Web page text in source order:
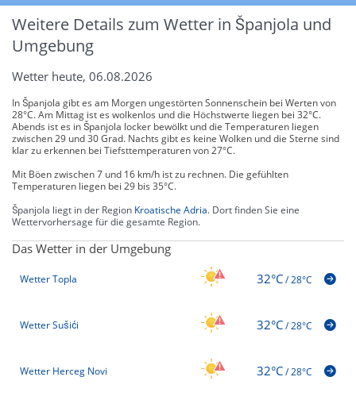
Weitere Details zum Wetter in Španjola und
Umgebung
Wetter heute, 06.08.2026
In Španjola gibt es am Morgen ungestörten Sonnenschein bei Werten von
28°C. Am Mittag ist es wolkenlos und die Höchstwerte liegen bei 32°C.
Abends ist es in Španjola locker bewölkt und die Temperaturen liegen
zwischen 29 und 30 Grad. Nachts gibt es keine Wolken und die Sterne sind
klar zu erkennen bei Tiefsttemperaturen von 27°C.
Mit Böen zwischen 7 und 16 km/h ist zu rechnen. Die gefühlten
Temperaturen liegen bei 29 bis 35°C.
Španjola liegt in der Region Kroatische Adria. Dort finden Sie eine
Wettervorhersage für die gesamte Region.
Das Wetter in der Umgebung
Wetter Topla 32°C/28°C
Wetter Sušići 32°C/28°C
Wetter Herceg Novi 32°C/28°C